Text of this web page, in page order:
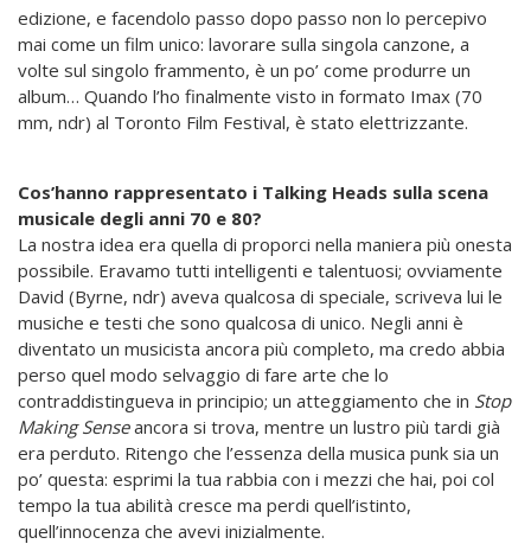
edizione, e facendolo passo dopo passo non lo percepivo
mai come un film unico: lavorare sulla singola canzone, a
volte sul singolo frammento, è un po’ come produrre un
album… Quando l’ho finalmente visto in formato Imax (70
mm, ndr) al Toronto Film Festival, è stato elettrizzante.
Cos’hanno rappresentato i Talking Heads sulla scena
musicale degli anni 70 e 80?
La nostra idea era quella di proporci nella maniera più onesta
possibile. Eravamo tutti intelligenti e talentuosi; ovviamente
David (Byrne, ndr) aveva qualcosa di speciale, scriveva lui le
musiche e testi che sono qualcosa di unico. Negli anni è
diventato un musicista ancora più completo, ma credo abbia
perso quel modo selvaggio di fare arte che lo
contraddistingueva in principio; un atteggiamento che in Stop
Making Senseancora si trova, mentre un lustro più tardi già
era perduto. Ritengo che l’essenza della musica punk sia un
po’ questa: esprimi la tua rabbia con i mezzi che hai, poi col
tempo la tua abilità cresce ma perdi quell’istinto,
quell’innocenza che avevi inizialmente.